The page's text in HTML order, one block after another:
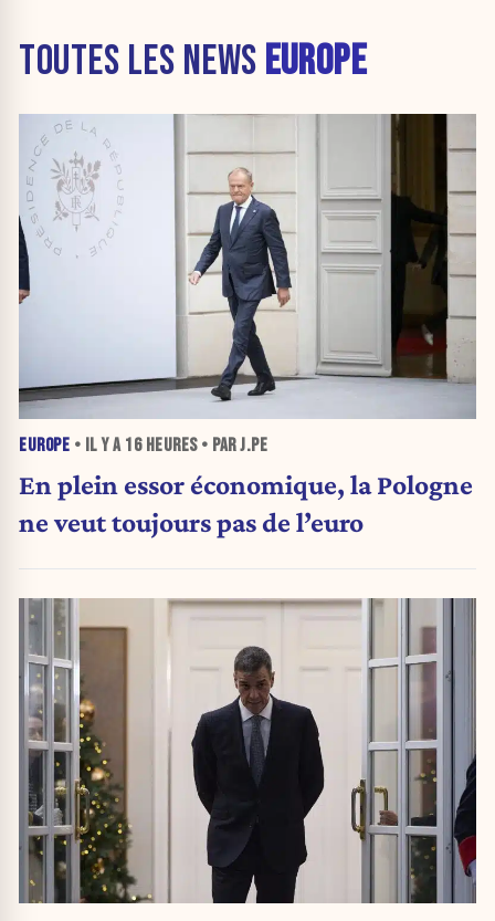
TOUTES LES NEWS EUROPE
EUROPE • IL Y A 16 HEURES• PAR J.PE
En plein essor économique, la Pologne
ne veut toujours pas de l’euro